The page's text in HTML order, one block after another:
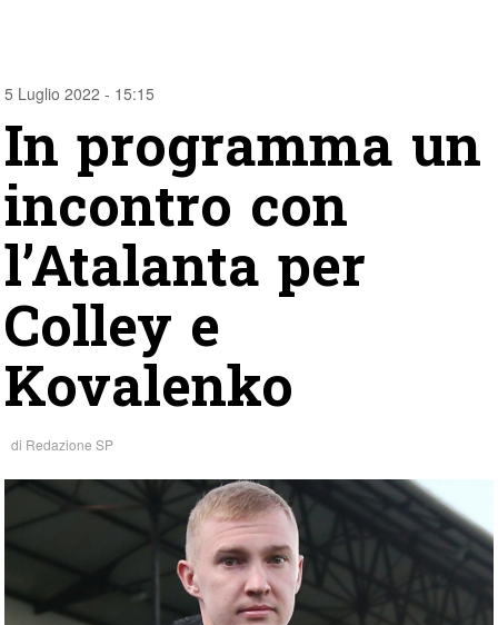
5 Luglio 2022 - 15:15
In programma un
incontro con
l’Atalanta per
Colley e
Kovalenko
di Redazione SP